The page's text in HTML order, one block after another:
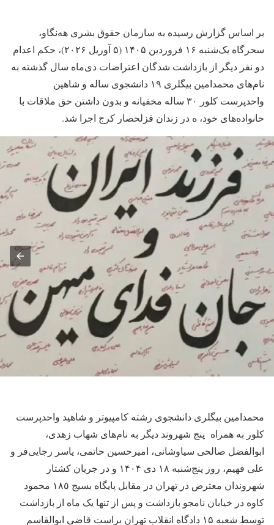
بر اساس گزارش رسیده به سازمان حقوق بشری هه‌نگاو،
سحرگاه یک‌شنبه ۱۶ فروردین ۱۴۰۵ (۵ آوریل ۲۰۲۶)، حکم اعدام
دو نفر دیگر از بازداشت شدگان اعتراضات دی‌ماه سال گذشته به
نام‌های محمدامین بیگلری ۱۹ دانشجوی ساله و شاهین
واحدپرست کلور ۳۰ ساله مخفیانه و بدون داشتن حق ملاقات با
خانواده‌های خود، ه در زندان قزلحصار کرج اجرا شد.
محمدامین بیگلری دانشجوی رشته کامپیوتر و شاهید واحدپرست
کلور به همراه پنج شهروند دیگر به نام‌های شهاب زهدی،
ابوالفضل صالحی سیاوشانی، امیرحسین حاتمی، یاسر رجایی‌فر و
علی فهیم، روز پنج‌شنبه ۱۸ دی ۱۴۰۴ و در جریان کشتار
شهروندان معترض در تهران در مقابل پایگاه بسیج ١٨٥ محمود
کاوه در خیابان نامجو بازداشت و پس از تنها یک ماه از بازداشت
توسط شعبه ۱۵ دادگاه انقلاب تهران براست قاضی ابوالقاسم